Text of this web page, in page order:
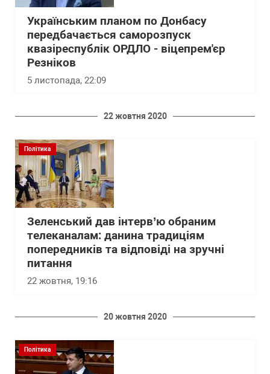
Українським планом по Донбасу
передбачається саморозпуск
квазіреспублік ОРДЛО - віцепрем'єр
Резніков
5 листопада, 22:09
22 жовтня 2020
Політика
Зеленський дав інтерв’ю обраним
телеканалам: данина традиціям
попередників та відповіді на зручні
питання
22 жовтня, 19:16
20 жовтня 2020
Політика